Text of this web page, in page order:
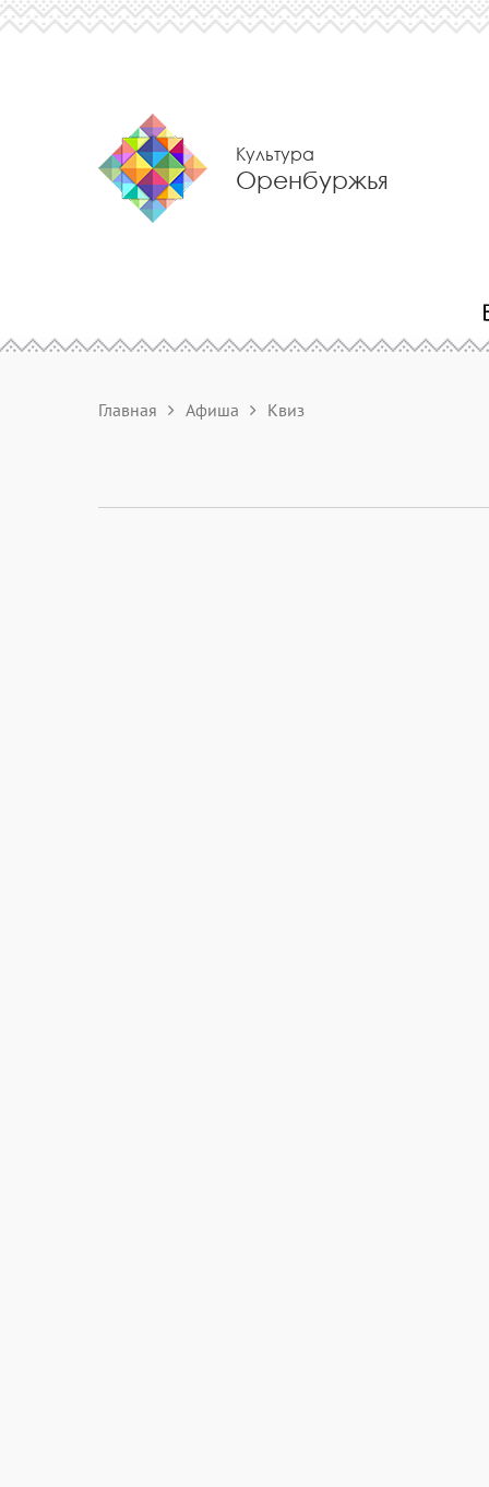
Культура
Оренбуржья
Главная Афиша Квиз